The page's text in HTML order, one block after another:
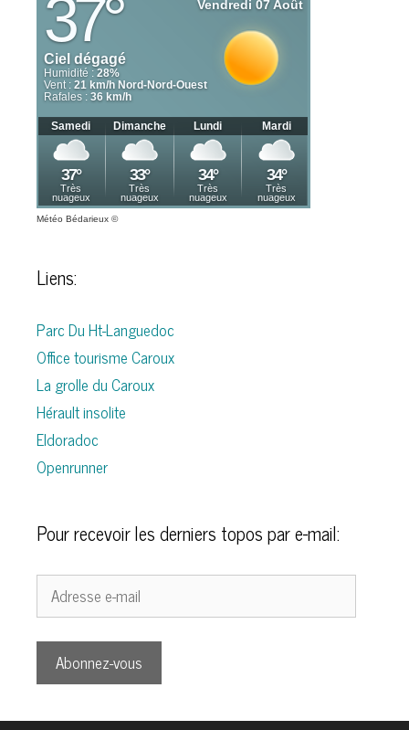
Météo Bédarieux ©
Liens:
Parc Du Ht-Languedoc
Office tourisme Caroux
La grolle du Caroux
Hérault insolite
Eldoradoc
Openrunner
Pour recevoir les derniers topos par e-mail:
Adresse
Abonnez-vous